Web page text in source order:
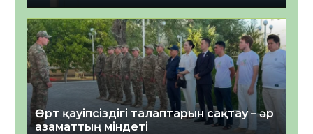
Өрт қауіпсіздігі талаптарын сақтау – әр
азаматтың міндеті